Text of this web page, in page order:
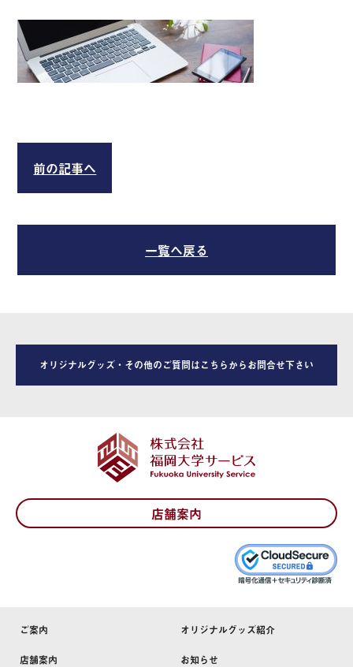
前の記事へ
一覧へ戻る
オリジナルグッズ・その他のご質問はこちらからお問合せ下さい
店舗案内
ご案内 オリジナルグッズ紹介
店舗案内 お知らせ